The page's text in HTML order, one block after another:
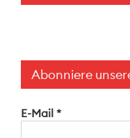
Abonniere
E-Mail *